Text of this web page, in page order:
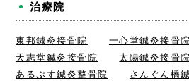
治療院
東邦鍼灸接骨院
一心堂鍼灸接骨院
天志堂鍼灸接骨院
太陽鍼灸接骨院
あるぷす鍼灸整骨院
さんぐん橋